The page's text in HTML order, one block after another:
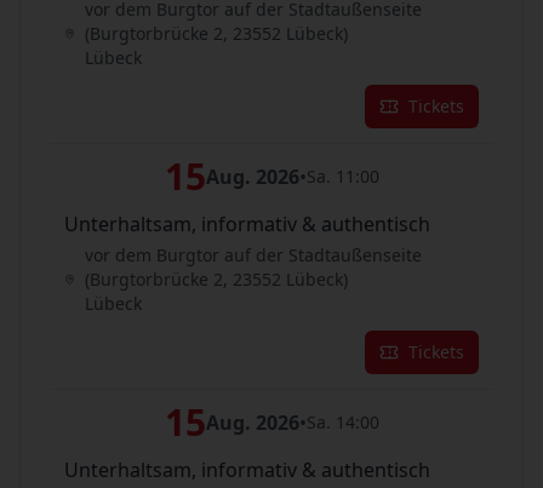
vor dem Burgtor auf der Stadtaußenseite
(Burgtorbrücke 2, 23552 Lübeck)
Lübeck
Tickets
15Aug. 2026•Sa. 11:00
Unterhaltsam, informativ & authentisch
vor dem Burgtor auf der Stadtaußenseite
(Burgtorbrücke 2, 23552 Lübeck)
Lübeck
Tickets
15Aug. 2026•Sa. 14:00
Unterhaltsam, informativ & authentisch